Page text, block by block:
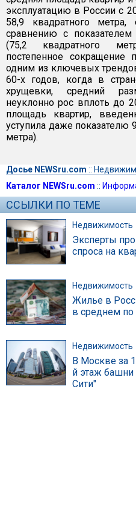
эксплуатацию в России с
58,9 квадратного
сравнению с
(75,2 квадратного
постепенное
одним из ключевых
60-х годов, когда в
хрущевки, средний
неуклонно рос вплоть до
площадь квартир,
уступила даже показателю
метра).
Досье NEWSru.com ::
Каталог NEWSru.com ::
ССЫЛКИ ПО ТЕМЕ
Недвижимость
Эксперты
спроса на
Недвижимость
Жилье в
в среднем
Недвижимость
В Москве за
й этаж
Сити"